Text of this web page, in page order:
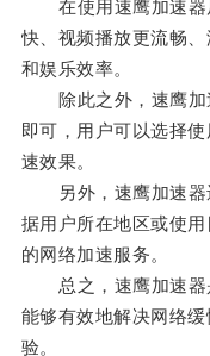
在使用速鹰加速器
快、视频播放更流畅
和娱乐效率。
除此之外，速鹰加
即可，用户可以选择
速效果。
另外，速鹰加速器
据用户所在地区或使
的网络加速服务。
总之，速鹰加速器
能够有效地解决网络
验。